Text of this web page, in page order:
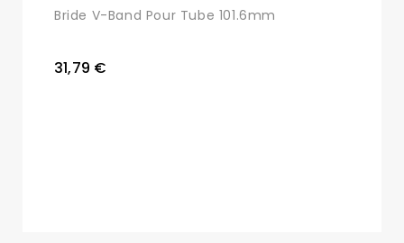
Bride V-Band Pour Tube 101.6mm
31,79 €